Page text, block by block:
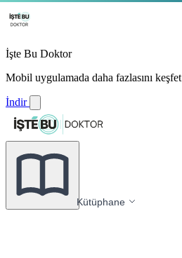
İşte Bu Doktor
Mobil uygulamada daha fazlasını keşfet
İndir
Kütüphane